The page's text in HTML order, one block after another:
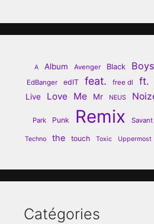
A Album Avenger Black Boys
EdBanger
edIT feat. free dl ft.
Live Love Me Mr NEUS
Park Punk Remix Savant
Techno the touch Toxic Uppermost
Catégories